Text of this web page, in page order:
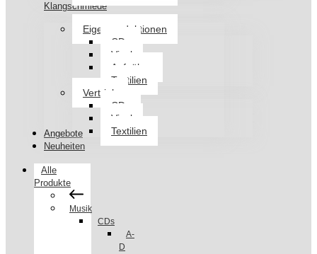
Klangschmiede
Eigenproduktionen
CDs
Vinyl
Aufnäher
Textilien
Vertrieb
CDs
Vinyl
Textilien
Angebote
Neuheiten
Alle
Produkte
Musik
CDs
A-
D